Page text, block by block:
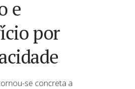
e
por
se concreta a